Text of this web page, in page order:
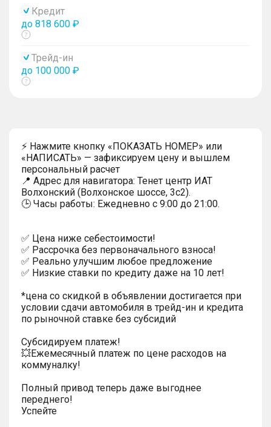
Кредит
до 818 600 ₽
Показать
Трейд-ин
до 100 000 ₽
Показать
⚡ Нажмите кнопку «ПОКАЗАТЬ НОМЕР» или
«НАПИСАТЬ» — зафиксируем цену и вышлем
персональный расчет
📍 Адрес для навигатора: Тенет центр ИАТ
Волхонский (Волхонское шоссе, 3с2).
🕒 Часы работы: Ежедневно с 9:00 до 21:00.
✅ Цена ниже себестоимости!
✅ Рассрочка без первоначального взноса!
✅ Реально улучшим любое предложение
✅ Низкие ставки по кредиту даже на 10 лет!
*цена со скидкой в объявлении достигается при
условии сдачи автомобиля в трейд-ин и кредита
по рыночной ставке без субсидий
Субсидируем платеж!
💥Ежемесячный платеж по цене расходов на
коммуналку!
Полный привод теперь даже выгоднее
переднего!
Успейте